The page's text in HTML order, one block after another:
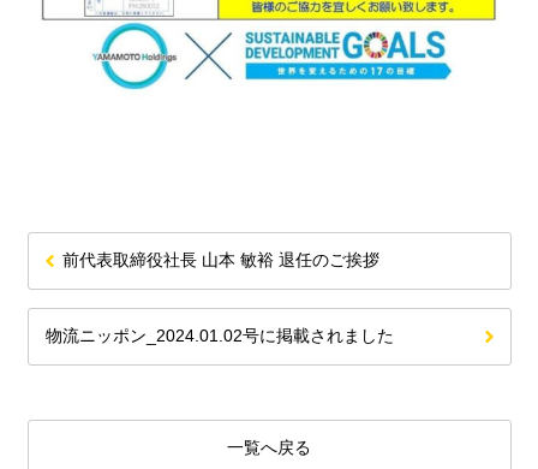
前代表取締役社長 山本 敏裕 退任のご挨拶
一覧へ戻る
物流ニッポン_2024.01.02号に掲載されました